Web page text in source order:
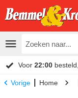
Voor 22:00
Vorige Home